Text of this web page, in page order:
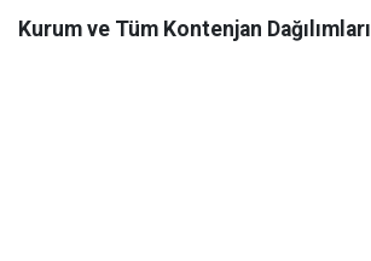
Kurum ve Tüm Kontenjan Dağılımları